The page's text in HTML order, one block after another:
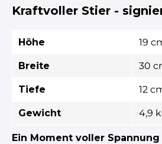
Kraftvoller Stier -
Höhe 19
Breite 30
Tiefe 12
Gewicht 4,9
Ein Moment voller